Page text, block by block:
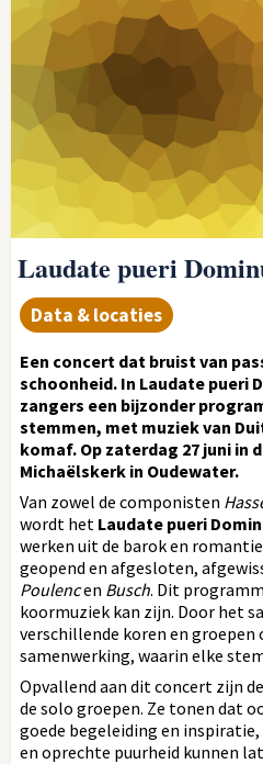
Laudate pueri
Data & locaties
Een concert dat bruist van
schoonheid. In Laudate pueri
zangers een bijzonder
stemmen, met muziek van
komaf. Op zaterdag 27 juni in
Michaëlskerk in Oudewater.
Van zowel de componisten
wordt het Laudate pueri
werken uit de barok en
geopend en afgesloten,
Poulencen Busch. Dit
koormuziek kan zijn. Door het
verschillende koren en
samenwerking, waarin elke
Opvallend aan dit concert zijn
de solo groepen. Ze tonen dat
goede begeleiding en
en oprechte puurheid kunnen